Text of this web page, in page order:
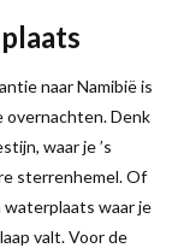
naar Namibië is
overnachten. Denk
waar je ’s
sterrenhemel. Of
waar je
valt. Voor de